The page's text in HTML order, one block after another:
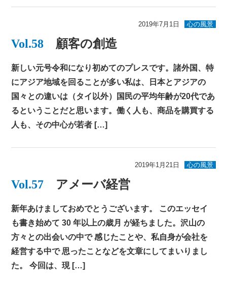
2019年7月1日 心の風景
Vol.58 顧客の創造
新しい元号令和になり初めてのプレスです。諸外国、特
にアジア地域を回ることが多い私は、日本とアジアの
国々との違いは（タイ以外）国民の平均年齢が20代であ
るということだと思います。働く人も、商品を購買する
人も、その中心が若者 […]
2019年1月21日 心の風景
Vol.57 アメーバ経営
新年あけましておめでとうございます。 このエッセイ
も書き始めて 30 年以上の歳月 が経ちました。沢山の
方々との出会いの中で 感じたことや、私自身が会社を
経営する中で 思ったことなどを文章にしてまいりまし
た。 今回は、現 […]